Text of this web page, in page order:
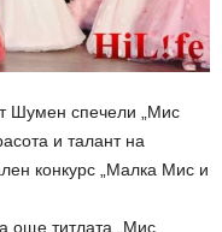
Шумен спечели „Мис
и талант на
конкурс „Малка Мис и
още титлата „Мис